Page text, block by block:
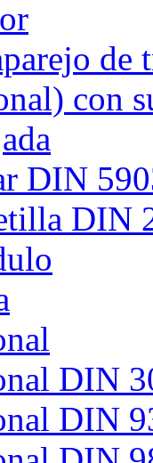
con
DIN
DIN
DIN
DIN